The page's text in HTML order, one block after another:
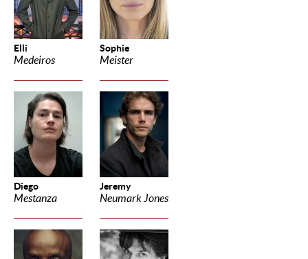
Elli
Medeiros
Sophie
Meister
Diego
Mestanza
Jeremy
Neumark Jones